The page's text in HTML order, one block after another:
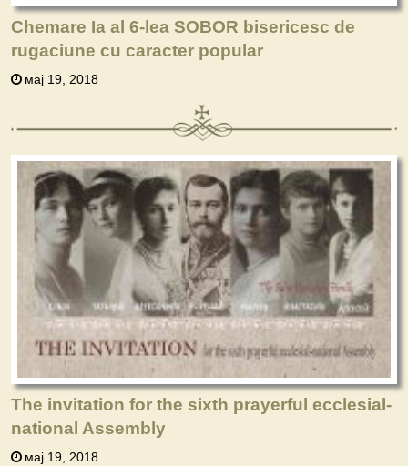
Chemare Ia al 6-lea SOBOR bisericesc de
rugaciune cu caracter popular
мај 19, 2018
The invitation for the sixth prayerful ecclesial-
national Assembly
мај 19, 2018